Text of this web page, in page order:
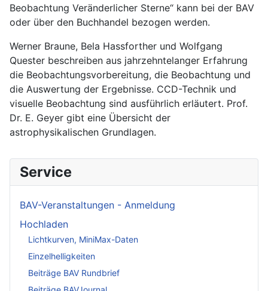
Beobachtung Veränderlicher Sterne“ kann bei der BAV
oder über den Buchhandel bezogen werden.
Werner Braune, Bela Hassforther und Wolfgang
Quester beschreiben aus jahrzehntelanger Erfahrung
die Beobachtungsvorbereitung, die Beobachtung und
die Auswertung der Ergebnisse. CCD-Technik und
visuelle Beobachtung sind ausführlich erläutert. Prof.
Dr. E. Geyer gibt eine Übersicht der
astrophysikalischen Grundlagen.
Service
BAV-Veranstaltungen - Anmeldung
Hochladen
Lichtkurven, MiniMax-Daten
Einzelhelligkeiten
Beiträge BAV Rundbrief